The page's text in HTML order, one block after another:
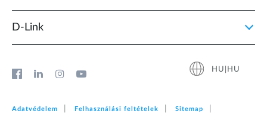
D‑Link
HU|HU
Adatvédelem Felhasználási feltételek Sitemap